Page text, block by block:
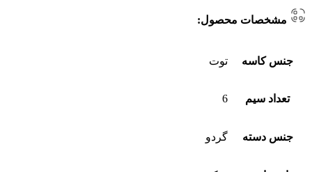
مشخصات محصول:
جنس کاسه توت
تعداد سیم 6
جنس دسته گردو